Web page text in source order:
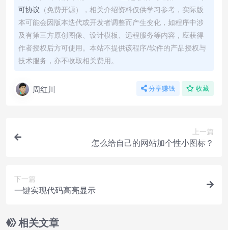
可协议 （免费开源），相关介绍资料仅供学习参考，实际版
本可能会因版本迭代或开发者调整而产生变化，如程序中涉
及有第三方原创图像、设计模板、远程服务等内容，应获得
作者授权后方可使用。本站不提供该程序/软件的产品授权与
技术服务，亦不收取相关费用。
周红川 分享赚钱 收藏
上一篇
怎么给自己的网站加个性小图标？
下一篇
一键实现代码高亮显示
相关文章